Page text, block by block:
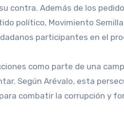
contra. Además de los
político, Movimiento
participantes en el
como parte de una
Según Arévalo, esta
combatir la corrupción y